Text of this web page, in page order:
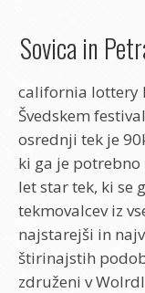
Sovica in
california lottery
Švedskem
osrednji tek je
ki ga je
let star tek, ki se
tekmovalcev iz
najstarejši in
štirinajstih
združeni v